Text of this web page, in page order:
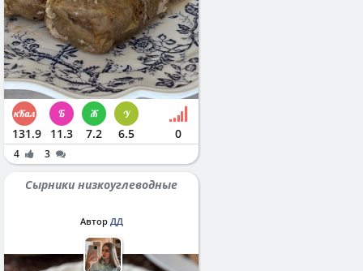
131.9 11.3 7.2 6.5 0
4 3
Сырники низкоуглеводные
Автор ДД